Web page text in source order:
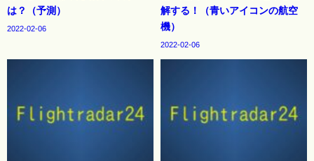
は？（予測）
2022-02-06
解する！（青いアイコンの航空
機）
2022-02-06